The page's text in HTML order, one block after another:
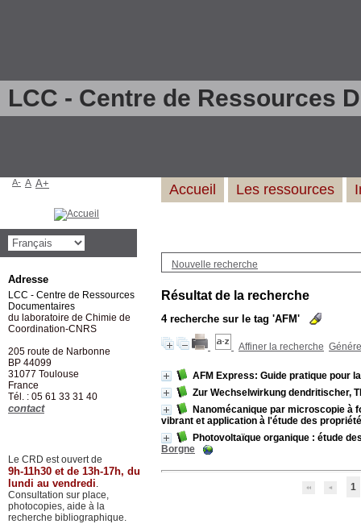
LCC - Centre de Ressources
Nouvelle recherche
Résultat de la recherche
4recherche sur le tag 'AFM'
Affiner la recherche
AFM Express: Guide pratique pour
Zur Wechselwirkung dendritischer,
Nanomécanique par microscopie à
vibrant et application à l'étude des
Photovoltaïque organique : étude
Borgne
1
Accueil Les ressources
A- A A+
Adresse
LCC - Centre de Ressources
Documentaires
du laboratoire de Chimie de
Coordination-CNRS
205 route de Narbonne
BP 44099
31077 Toulouse
France
Tél. : 05 61 33 31 40
contact
Le CRD est ouvert de
9h-11h30 et de 13h-17h, du
lundi au vendredi.
Consultation sur place,
photocopies, aide à la
recherche bibliographique.